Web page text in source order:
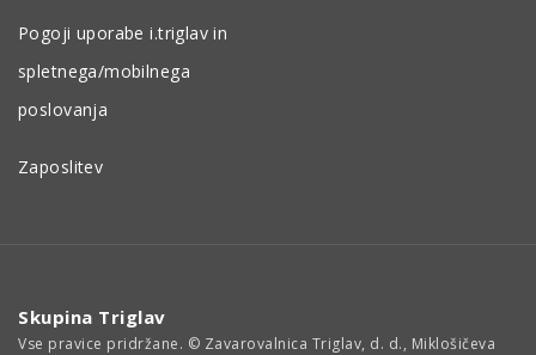
Pogoji uporabe i.triglav in
spletnega/mobilnega
poslovanja
Zaposlitev
Skupina Triglav
Vse pravice pridržane. © Zavarovalnica Triglav, d. d., Miklošičeva